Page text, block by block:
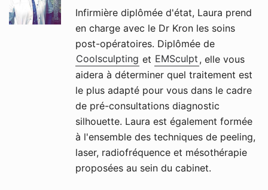
Infirmière diplômée d'état, Laura prend
en charge avec le Dr Kron les soins
post-opératoires. Diplômée de
Coolsculpting et EMSculpt , elle vous
aidera à déterminer quel traitement est
le plus adapté pour vous dans le cadre
de pré-consultations diagnostic
silhouette. Laura est également formée
à l'ensemble des techniques de peeling,
laser, radiofréquence et mésothérapie
proposées au sein du cabinet.